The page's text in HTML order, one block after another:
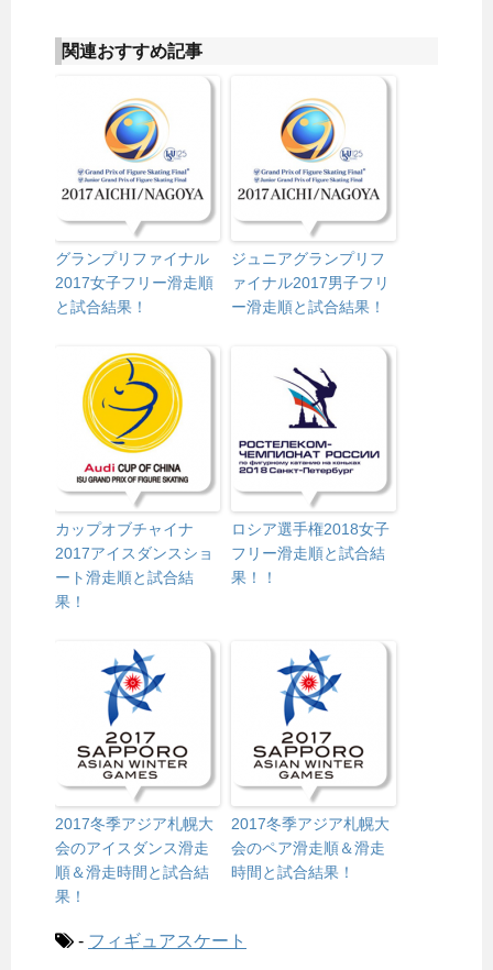
関連おすすめ記事
グランプリファイナル
2017女子フリー滑走順
と試合結果！
ジュニアグランプリフ
ァイナル2017男子フリ
ー滑走順と試合結果！
カップオブチャイナ
2017アイスダンスショ
ート滑走順と試合結
果！
ロシア選手権2018女子
フリー滑走順と試合結
果！！
2017冬季アジア札幌大
会のアイスダンス滑走
順＆滑走時間と試合結
果！
2017冬季アジア札幌大
会のペア滑走順＆滑走
時間と試合結果！
- フィギュアスケート